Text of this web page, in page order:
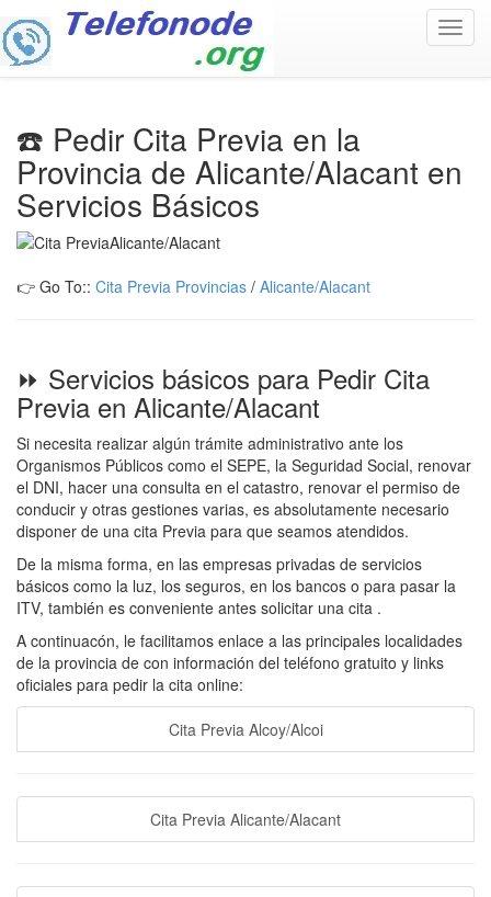
☎️ Pedir Cita Previa en la
Provincia de Alicante/Alacant en
Servicios Básicos
👉 Go To:: Cita Previa Provincias / Alicante/Alacant
⏩ Servicios básicos para Pedir Cita
Previa en Alicante/Alacant
Si necesita realizar algún trámite administrativo ante los
Organismos Públicos como el SEPE, la Seguridad Social, renovar
el DNI, hacer una consulta en el catastro, renovar el permiso de
conducir y otras gestiones varias, es absolutamente necesario
disponer de una cita Previa para que seamos atendidos.
De la misma forma, en las empresas privadas de servicios
básicos como la luz, los seguros, en los bancos o para pasar la
ITV, también es conveniente antes solicitar una cita .
A continuacón, le facilitamos enlace a las principales localidades
de la provincia de con información del teléfono gratuito y links
oficiales para pedir la cita online:
Cita Previa Alcoy/Alcoi
Cita Previa Alicante/Alacant